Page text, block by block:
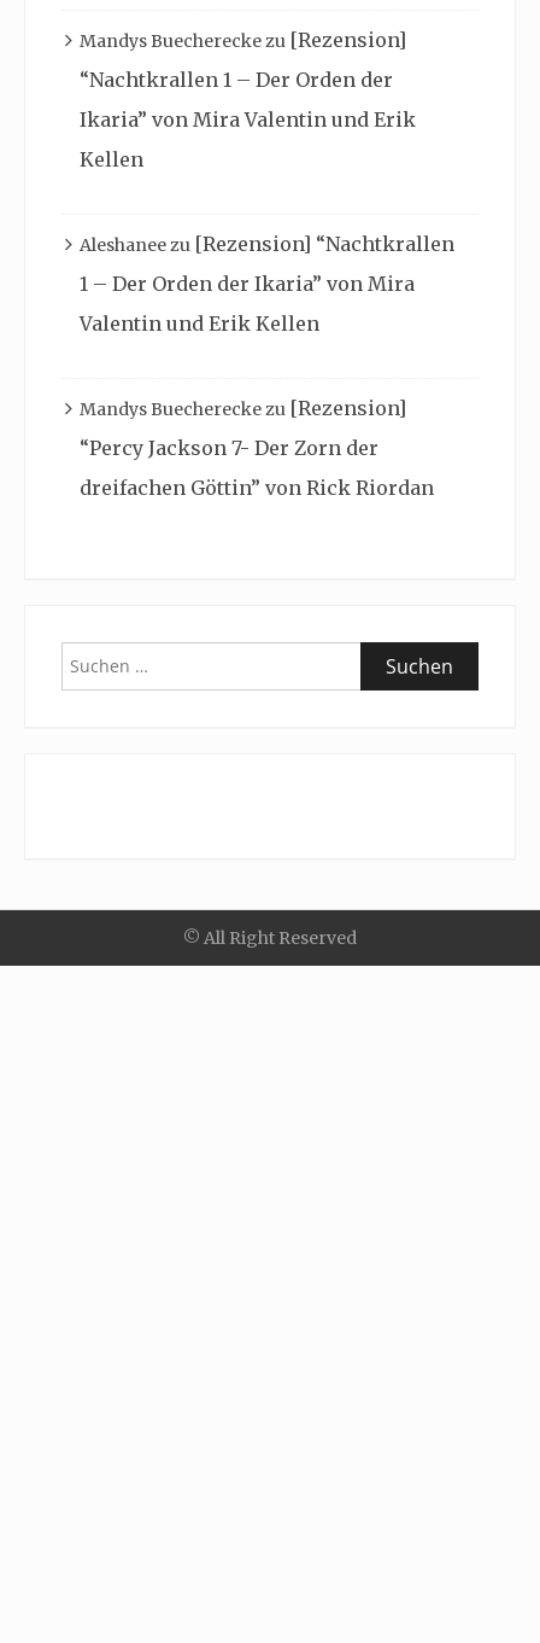
Mandys Buechereckezu [Rezension]
“Nachtkrallen 1 – Der Orden der
Ikaria” von Mira Valentin und Erik
Kellen
Aleshaneezu [Rezension] “Nachtkrallen
1 – Der Orden der Ikaria” von Mira
Valentin und Erik Kellen
Mandys Buechereckezu [Rezension]
“Percy Jackson 7- Der Zorn der
dreifachen Göttin” von Rick Riordan
Suchen
nach:
© All Right Reserved